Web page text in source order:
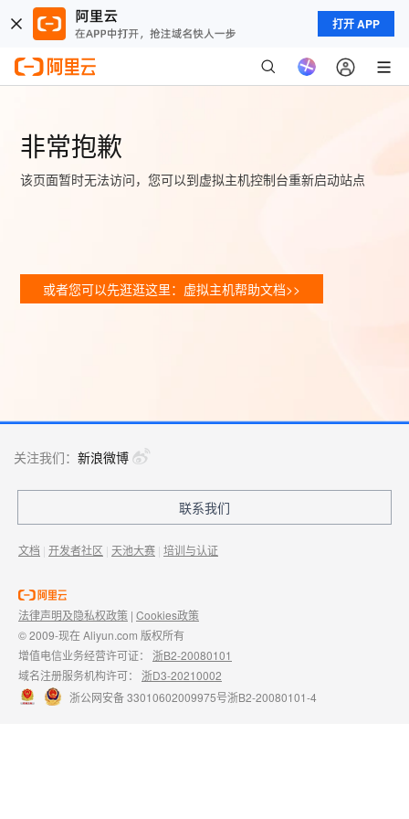
打开 APP
非常抱歉
该页面暂时无法访问，您可以到虚拟主机控制台重新启动站点
或者您可以先逛逛这里：虚拟主机帮助文档>>